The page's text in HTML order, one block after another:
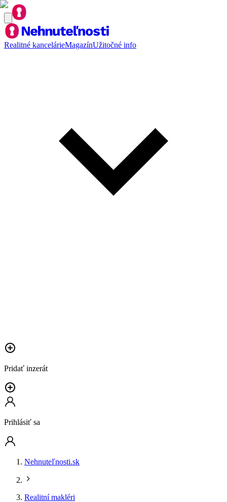
Realitné kancelárieMagazínUžitočné info
Pridať inzerát
Prihlásiť sa
Nehnuteľnosti.sk
Realitní makléri